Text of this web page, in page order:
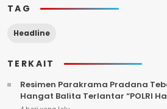
TAG
Headline
TERKAIT
Resimen Parakrama Pradana
Hangat Balita Terlantar “POLRI